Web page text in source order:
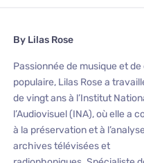
By Lilas Rose
Passionnée de musique et
populaire, Lilas Rose a
de vingt ans à l’Institut
l’Audiovisuel (INA), où elle a
à la préservation et à
archives télévisées et